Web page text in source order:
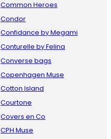
Common Heroes
Condor
Confidance by Megami
Conturelle by Felina
Converse bags
Copenhagen Muse
Cotton Island
Courtone
Covers en Co
CPH Muse